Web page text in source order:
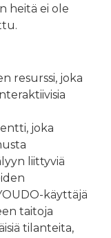
heitä ei ole
resurssi, joka
joka
liittyviä
käyttäjä
taitoja
tilanteita,